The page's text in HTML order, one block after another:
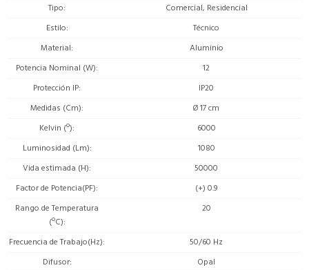
Tipo
Comercial, Residencial
Estilo
Técnico
Material
Aluminio
Potencia Nominal (W)
12
Protección IP
IP20
Medidas (Cm)
Ø 17 cm
Kelvin (º)
6000
Luminosidad (Lm)
1080
Vida estimada (H)
50000
Factor de Potencia(PF)
(+) 0.9
Rango de Temperatura
(ºC)
20
Frecuencia de Trabajo(Hz)
50/60 Hz
Difusor
Opal